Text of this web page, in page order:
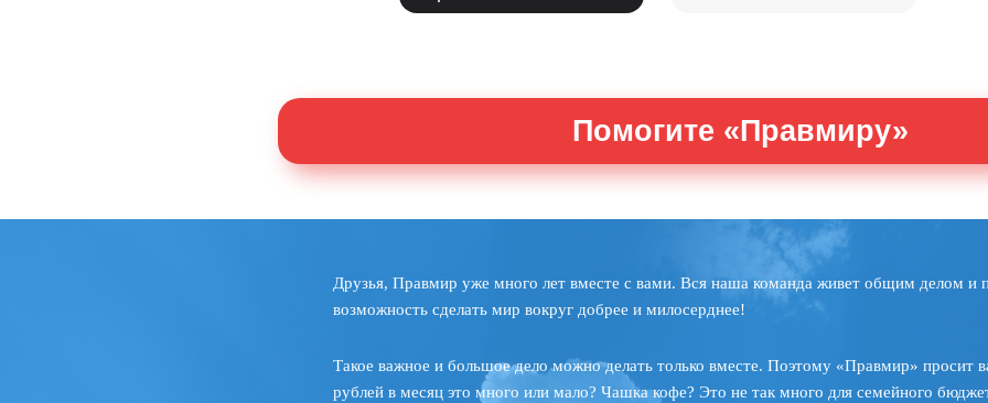
Помогите «Правмиру»
Друзья, Правмир уже много лет вместе с вами. Вся наша команда живет общим делом и
возможность сделать мир вокруг добрее и милосерднее!
Такое важное и большое дело можно делать только вместе. Поэтому «Правмир» просит
рублей в месяц это много или мало? Чашка кофе? Это не так много для семейного